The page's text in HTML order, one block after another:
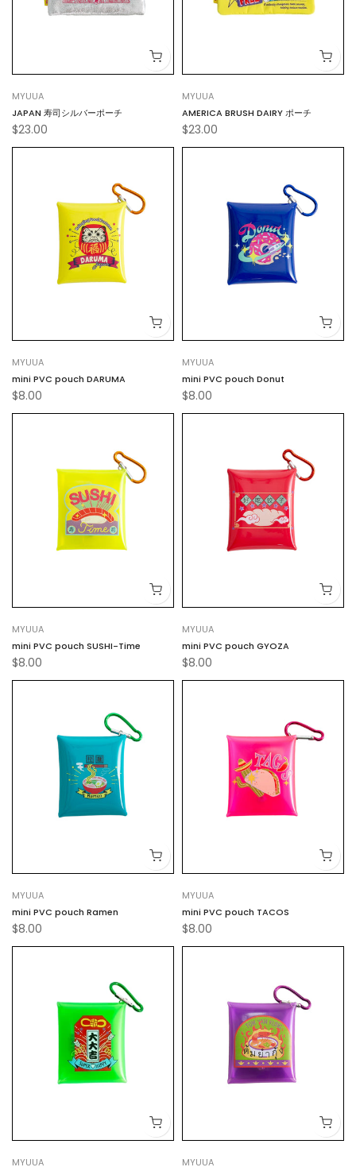
MYUUA
JAPAN 寿司シルバーポーチ
$23.00
MYUUA
AMERICA BRUSH DAIRY ポーチ
$23.00
MYUUA
mini PVC pouch DARUMA
$8.00
MYUUA
mini PVC pouch Donut
$8.00
MYUUA
mini PVC pouch SUSHI-Time
$8.00
MYUUA
mini PVC pouch GYOZA
$8.00
MYUUA
mini PVC pouch Ramen
$8.00
MYUUA
mini PVC pouch TACOS
$8.00
MYUUA
MYUUA